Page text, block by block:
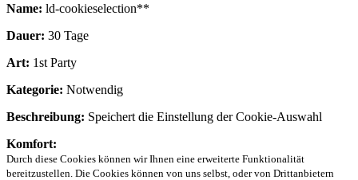
Name: ld-cookieselection**
Dauer: 30 Tage
Art: 1st Party
Kategorie: Notwendig
Beschreibung: Speichert die Einstellung der Cookie-Auswahl
Komfort:
Durch diese Cookies können wir Ihnen eine erweiterte Funktionalität
bereitzustellen. Die Cookies können von uns selbst, oder von Drittanbietern